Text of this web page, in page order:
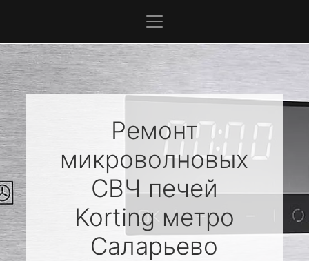
Ремонт
микроволновых
СВЧ печей
Kortingметро
Саларьево